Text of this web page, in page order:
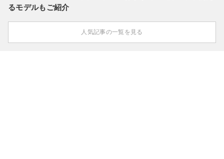
るモデルもご紹介
人気記事の一覧を見る